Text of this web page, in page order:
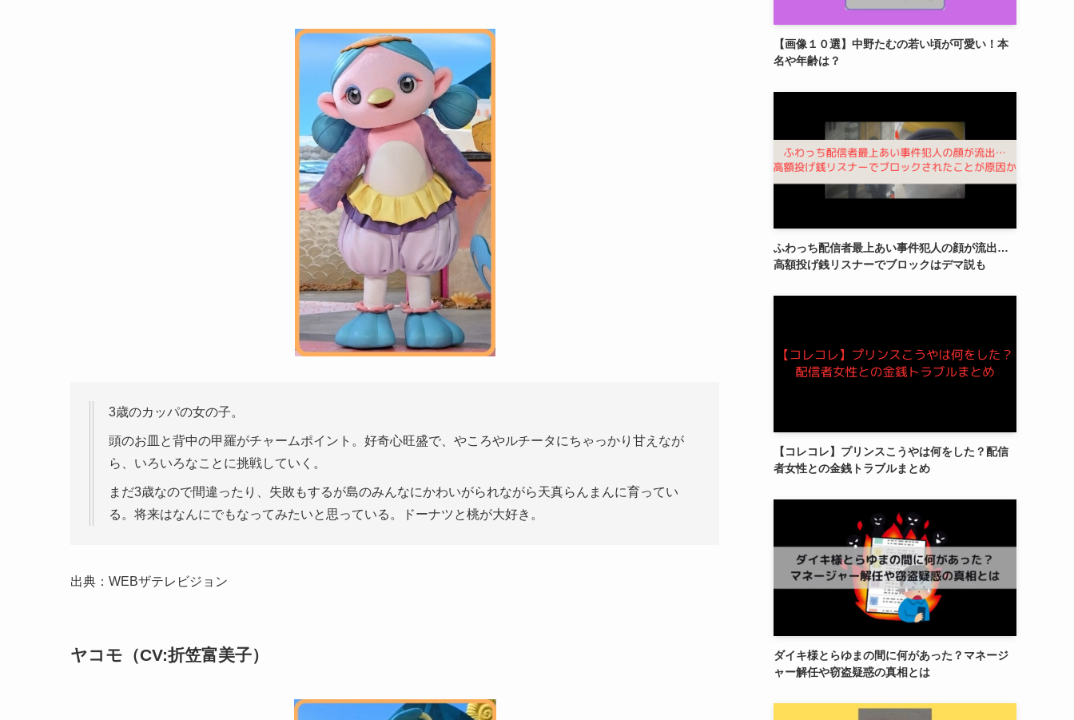
3歳のカッパの女の子。
頭のお皿と背中の甲羅がチャームポイント。好奇心旺盛で、やころやルチータにちゃっかり甘えなが
ら、いろいろなことに挑戦していく。
まだ3歳なので間違ったり、失敗もするが島のみんなにかわいがられながら天真らんまんに育ってい
る。将来はなんにでもなってみたいと思っている。ドーナツと桃が大好き。
出典：WEBザテレビジョン
ヤコモ（CV:折笠富美子）
【画像１０選】中野たむの若い頃が可愛い！本
名や年齢は？
ふわっち配信者最上あい事件犯人の顔が流出…
高額投げ銭リスナーでブロックはデマ説も
【コレコレ】プリンスこうやは何をした？配信
者女性との金銭トラブルまとめ
ダイキ様とらゆまの間に何があった？マネージ
ャー解任や窃盗疑惑の真相とは